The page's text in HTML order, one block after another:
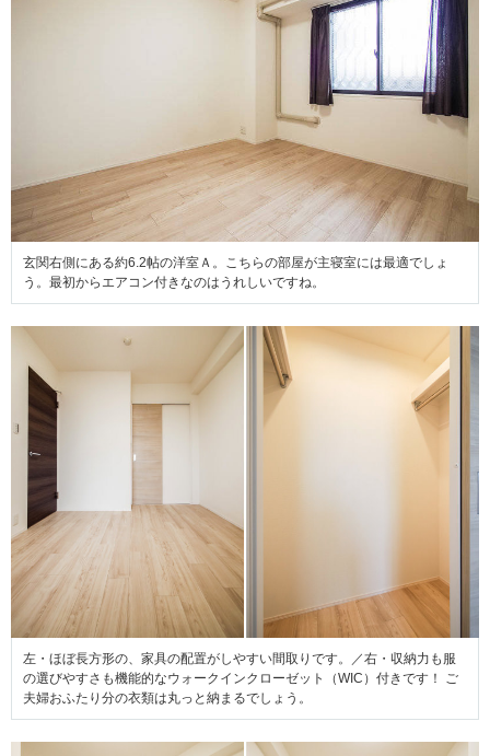
玄関右側にある約6.2帖の洋室Ａ。こちらの部屋が主寝室には最適でしょ
う。最初からエアコン付きなのはうれしいですね。
左・ほぼ長方形の、家具の配置がしやすい間取りです。／右・収納力も服
の選びやすさも機能的なウォークインクローゼット（WIC）付きです！ ご
夫婦おふたり分の衣類は丸っと納まるでしょう。